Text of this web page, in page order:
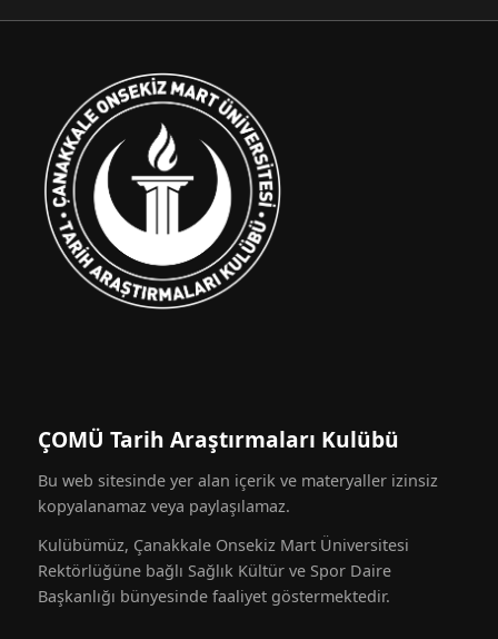
ÇOMÜ Tarih Araştırmaları Kulübü
Bu web sitesinde yer alan içerik ve materyaller izinsiz
kopyalanamaz veya paylaşılamaz.
Kulübümüz, Çanakkale Onsekiz Mart Üniversitesi
Rektörlüğüne bağlı Sağlık Kültür ve Spor Daire
Başkanlığı bünyesinde faaliyet göstermektedir.